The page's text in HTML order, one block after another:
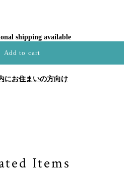
shipping available
Add to cart
にお住まいの方向け
Items